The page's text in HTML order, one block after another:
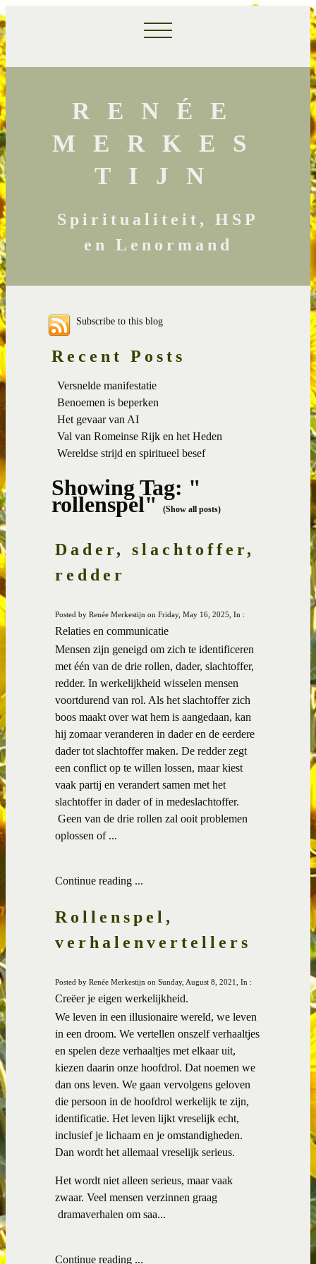
RENÉE
MERKES
TIJN
Spiritualiteit, HSP
en Lenormand
Subscribe to this blog
Recent Posts
Versnelde manifestatie
Benoemen is beperken
Het gevaar van AI
Val van Romeinse Rijk en het Heden
Wereldse strijd en spiritueel besef
Showing Tag: "
rollenspel"(Show all posts)
Dader, slachtoffer,
redder
Posted by Renée Merkestijn on Friday, May 16, 2025, In :
Relaties en communicatie
Mensen zijn geneigd om zich te identificeren
met één van de drie rollen, dader, slachtoffer,
redder. In werkelijkheid wisselen mensen
voortdurend van rol. Als het slachtoffer zich
boos maakt over wat hem is aangedaan, kan
hij zomaar veranderen in dader en de eerdere
dader tot slachtoffer maken. De redder zegt
een conflict op te willen lossen, maar kiest
vaak partij en verandert samen met het
slachtoffer in dader of in medeslachtoffer.
Geen van de drie rollen zal ooit problemen
oplossen of ...
Continue reading ...
Rollenspel,
verhalenvertellers
Posted by Renée Merkestijn on Sunday, August 8, 2021, In :
Creëer je eigen werkelijkheid.
We leven in een illusionaire wereld, we leven
in een droom. We vertellen onszelf verhaaltjes
en spelen deze verhaaltjes met elkaar uit,
kiezen daarin onze hoofdrol. Dat noemen we
dan ons leven. We gaan vervolgens geloven
die persoon in de hoofdrol werkelijk te zijn,
identificatie. Het leven lijkt vreselijk echt,
inclusief je lichaam en je omstandigheden.
Dan wordt het allemaal vreselijk serieus.
Het wordt niet alleen serieus, maar vaak
zwaar. Veel mensen verzinnen graag
dramaverhalen om saa...
Continue reading ...